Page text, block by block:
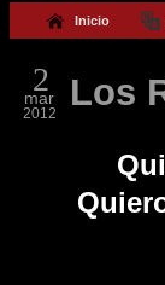
Inicio
2
mar
2012 Los